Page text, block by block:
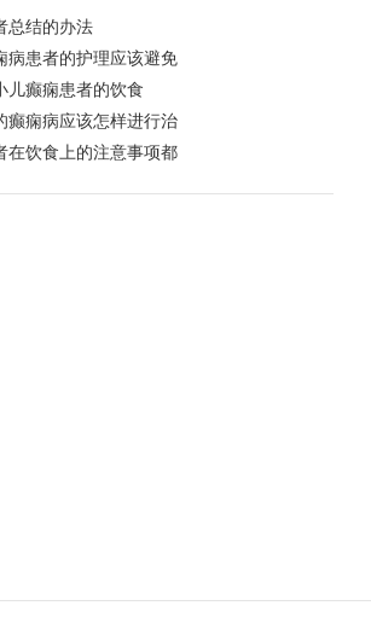
总结的办法
病患者的护理应该避免
儿癫痫患者的饮食
癫痫病应该怎样进行治
在饮食上的注意事项都